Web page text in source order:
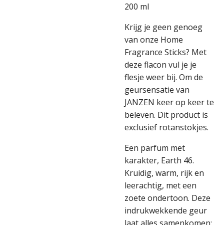
200 ml
Krijg je geen genoeg
van onze Home
Fragrance Sticks? Met
deze flacon vul je je
flesje weer bij. Om de
geursensatie van
JANZEN keer op keer te
beleven. Dit product is
exclusief rotanstokjes.
Een parfum met
karakter, Earth 46.
Kruidig, warm, rijk en
leerachtig, met een
zoete ondertoon. Deze
indrukwekkende geur